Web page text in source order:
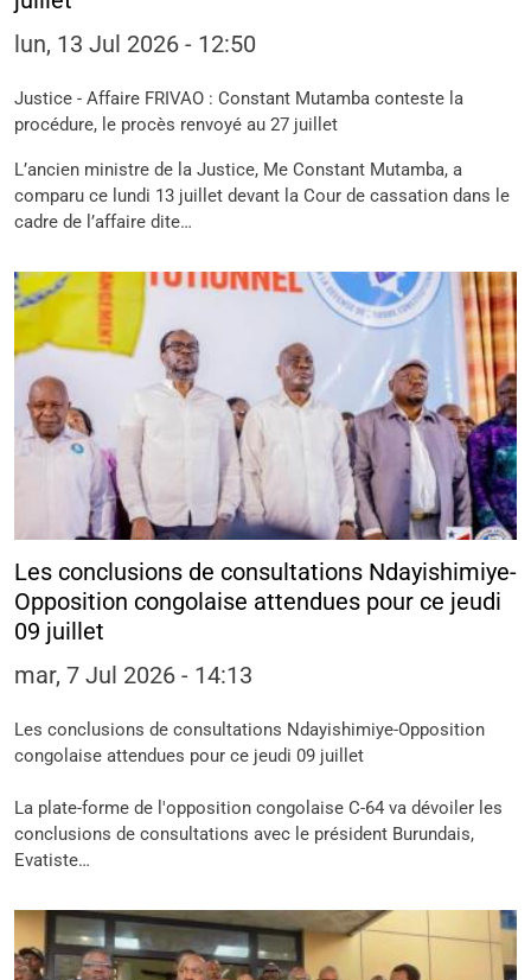
lun, 13 Jul 2026 - 12:50
Justice - Affaire FRIVAO : Constant Mutamba conteste la
procédure, le procès renvoyé au 27 juillet
L’ancien ministre de la Justice, Me Constant Mutamba, a
comparu ce lundi 13 juillet devant la Cour de cassation dans le
cadre de l’affaire dite…
Les conclusions de consultations Ndayishimiye-
Opposition congolaise attendues pour ce jeudi
09 juillet
mar, 7 Jul 2026 - 14:13
Les conclusions de consultations Ndayishimiye-Opposition
congolaise attendues pour ce jeudi 09 juillet
La plate-forme de l'opposition congolaise C-64 va dévoiler les
conclusions de consultations avec le président Burundais,
Evatiste…